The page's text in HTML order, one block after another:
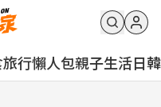
旅行懶人包親子生活日韓